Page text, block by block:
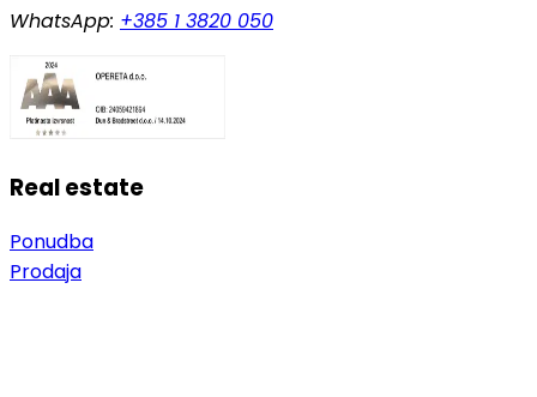
WhatsApp: +385 1 3820 050
Real estate
Ponudba
Prodaja